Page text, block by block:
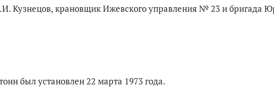
Кузнецов, крановщик Ижевского управления № 23 и бригада
был установлен 22 марта 1973 года.